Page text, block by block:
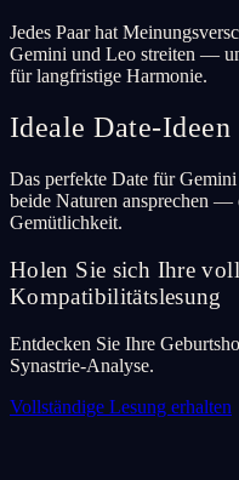
Jedes Paar hat
Gemini und Leo streiten —
für langfristige Harmonie.
Ideale Date-Ideen
Das perfekte Date für
beide Naturen ansprechen —
Gemütlichkeit.
Holen Sie sich Ihre
Kompatibilitätslesung
Entdecken Sie Ihre
Synastrie-Analyse.
Vollständige Lesung erhalten